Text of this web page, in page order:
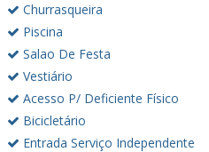
Churrasqueira
Piscina
Salao De Festa
Vestiário
Acesso P/ Deficiente Físico
Bicicletário
Entrada Serviço Independente